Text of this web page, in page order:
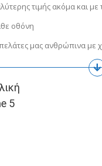
τιμής ακόμα και
οθόνη
μας ανθρώπινα με
5